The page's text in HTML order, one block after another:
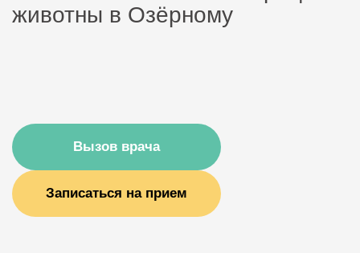
животны в Озёрному
Вызов врача
Записаться на прием